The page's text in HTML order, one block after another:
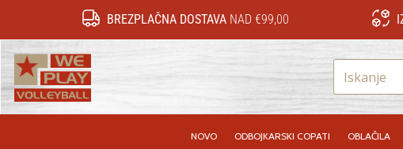
BREZPLAČNA DOSTAVA NAD €99,00
NOVO ODBOJKARSKI COPATI OBLAČILA